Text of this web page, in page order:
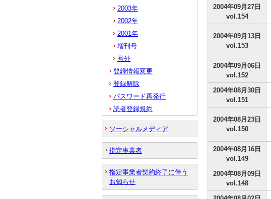
2004年09月27日
vol.154
2004年09月13日
vol.153
2004年09月06日
vol.152
2004年08月30日
vol.151
2004年08月23日
vol.150
2004年08月16日
vol.149
2004年08月09日
vol.148
2003年
2002年
2001年
増刊号
号外
登録情報変更
登録解除
パスワード再発行
読者登録規約
ソーシャルメディア
指定事業者
指定事業者契約終了に伴う
お知らせ